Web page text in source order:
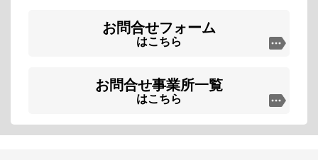
お問合せフォーム
はこちら
お問合せ事業所一覧
はこちら